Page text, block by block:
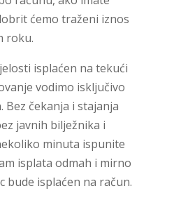
ćemo traženi iznos
roku.
isplaćen na tekući
vodimo isključivo
čekanja i stajanja
javnih bilježnika i
minuta ispunite
isplata odmah i mirno
bude isplaćen na račun.